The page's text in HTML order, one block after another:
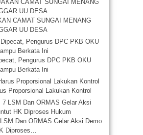
CAMAT SUNGAI MENANG
UU DESA
Pengurus DPC PKB OKU
Berkata Ini
Proporsional Lakukan Kontrol
Dan ORMAS Gelar Aksi Demo
Diproses…